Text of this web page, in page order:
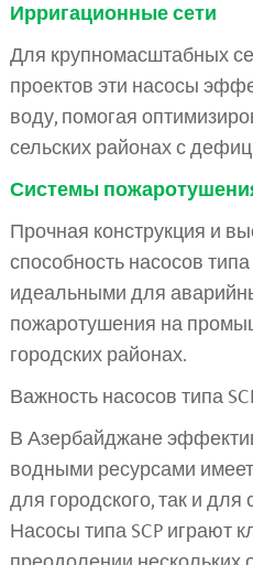
Ирригационные сети
Для крупномасштабных
проектов эти насосы
воду, помогая
сельских районах с
Системы
Прочная конструкция и
способность насосов
идеальными для
пожаротушения на
городских районах.
Важность насосов типа
В Азербайджане
водными ресурсами
для городского, так и для
Насосы типа SCP играют